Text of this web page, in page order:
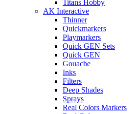
Titans Hobby
AK Interactive
Thinner
Quickmarkers
Playmarkers
Quick GEN Sets
Quick GEN
Gouache
Inks
Filters
Deep Shades
Sprays
Real Colors Markers